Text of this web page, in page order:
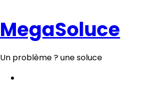
contenu
MegaSoluce
Un problème ? une soluce